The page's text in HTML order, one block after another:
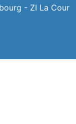
- ZI La Cour